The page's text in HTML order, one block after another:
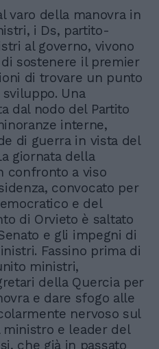
varo della manovra in
i Ds, partito-
al governo, vivono
sostenere il premier
di trovare un punto
Una
dal nodo del Partito
interne,
di guerra in vista del
giornata della
confronto a viso
convocato per
e del
di Orvieto è saltato
e gli impegni di
Fassino prima di
ministri,
della Quercia per
e dare sfogo alle
nervoso sul
e leader del
che già in passato